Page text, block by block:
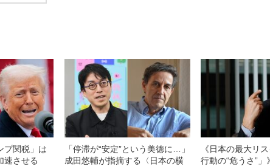
プ関税」は
速させる
「停滞が“安定”という美徳に…」
成田悠輔が指摘する〈日本の横
《日本の最大リ
行動の“危うさ”